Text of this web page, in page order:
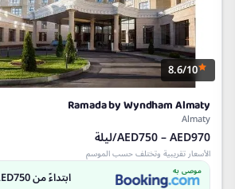
8.6/10
Ramada by Wyndham Almaty
Almaty
AED750 – AED970/ليلة
الأسعار تقريبية وتختلف حسب الموسم
موصى به ابتداءً من AED750